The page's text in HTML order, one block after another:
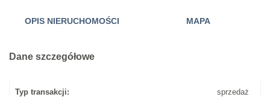
OPIS NIERUCHOMOŚCI MAPA
Dane szczegółowe
Typ transakcji:
sprzedaż